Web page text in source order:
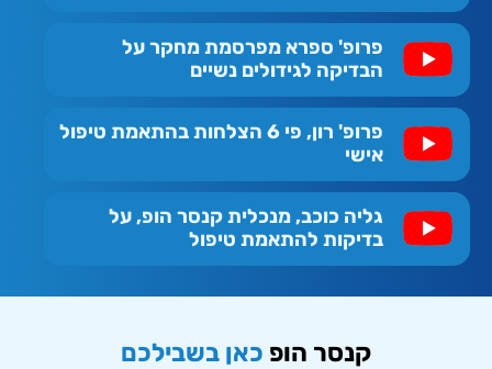
פרופ' ספרא מפרסמת מחקר על
הבדיקה לגידולים נשיים
פרופ' רון, פי 6 הצלחות בהתאמת טיפול
אישי
גליה כוכב, מנכלית קנסר הופ, על
בדיקות להתאמת טיפול
קנסר הופ כאן בשבילכם